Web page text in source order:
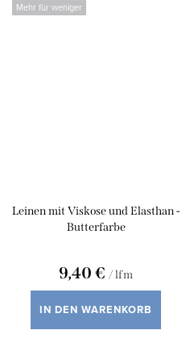
Mehr für weniger
Leinen mit Viskose und Elasthan -
Butterfarbe
9,40 € / lfm
IN DEN WARENKORB